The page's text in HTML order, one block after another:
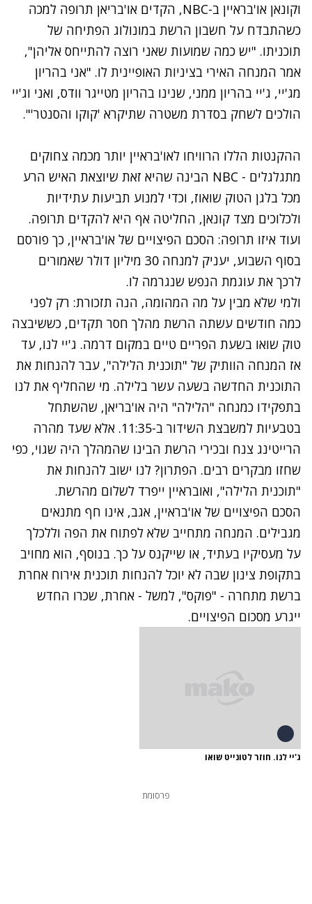
וקונאן או'בראיין ב-NBC, הקדים או'בריאן תרופה למכה
כשהתבדח על חשבון הרשת במונולוג הפתיחה של
תוכניתו. "יש כמה שמועות שאני רוצה להתייחס אליהן",
אמר המנחה האירי בציניות האופיינית לו. "אני בהריון
מג'יי, ג'יי בהריון ממני, שנינו בהריון מטייגר וודס, ואני וג'יי
הולכים לשחק בסדרת משטרה שתיקרא 'קוקו והסנטר'".
ההקנטות הללו הרוויחו לאו'בראיין יותר מכמה צחוקים
מתגלגלים - NBC הבינה שהיא זאת שיוצאת האיש הרע
מכל בלגן הטוק שואוז, וכדי למנוע תביעות עתידיות
ולכלוכים מצד קונאן, החליטה אף היא להקדים תרופה.
ועוד איזו תרופה: הסכם הפיצויים של או'בראיין, כך פורסם
בסוף השבוע, יעניק למנחה 30 מיליון דולר שאמורים
לרכך את עוגמת הנפש שנגרמה לו.
ולמי שלא מבין על מה המהומה, הנה תזכורת: רק לפני
כמה חודשים עשתה הרשת מהלך חסר תקדים, כששיבצה
טוק שואו בשעת הפריים טיים במקום דרמה. ג'יי לנו, עד
אז המנחה הוותיק של "תוכנית הלילה", עבר להנחות את
התוכנית החדשה בשעה עשר בלילה. מי שהחליף את לנו
בתפקידו כמנחה "הלילה" היה או'בריאן, שהשתחל
בטבעיות למשבצת השידור ב-11:35. אלא שעד מהרה
הרייטינג צנח ובכירי הרשת הבינו שהמהלך היה שגוי, כפי
שחזו מבקרים רבים. הפתרון? לנו ישוב להנחות את
"תוכנית הלילה", ואובראיין ייפרד לשלום מהרשת.
הסכם הפיצויים של או'בראיין, אגב, אינו חף מתנאים
מגבילים. המנחה מתחייב שלא לפתוח את הפה וללכלך
על מעסיקיו בעתיד, או שייקנס על כך. בנוסף, הוא מחויב
בתקופת צינון שבה לא יוכל להנחות תוכנית אירוח אחרת
ברשת מתחרה - "פוקס", למשל - אחרת, שכרו החדש
ייגרע מסכום הפיצויים.
ג'יי לנו. חוזר לטונייט שואו
פרסומת